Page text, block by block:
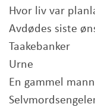
Hvor liv var
Avdødes siste
Taakebanker
Urne
En gammel